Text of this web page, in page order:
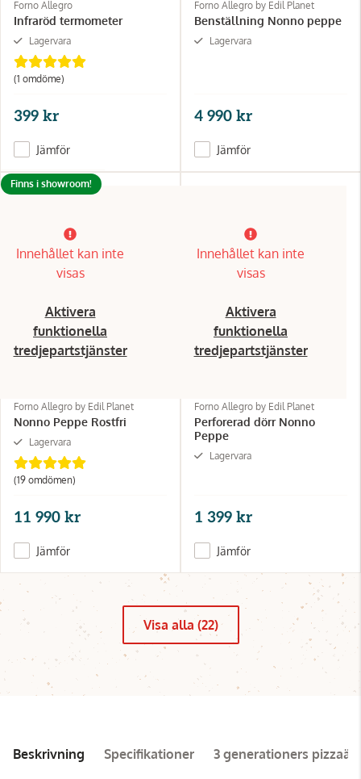
Forno Allegro
Infraröd termometer
Lagervara
(1 omdöme)
399 kr
Jämför
Forno Allegro by Edil Planet
Benställning Nonno peppe
Lagervara
4 990 kr
Jämför
Innehållet kan inte
visas
Aktivera
funktionella
tredjepartstjänster
Forno Allegro by Edil Planet
Nonno Peppe Rostfri
Lagervara
(19 omdömen)
Finns i showroom!
11 990 kr
Jämför
Innehållet kan inte
visas
Aktivera
funktionella
tredjepartstjänster
Forno Allegro by Edil Planet
Perforerad dörr Nonno
Peppe
Lagervara
1 399 kr
Jämför
Visa alla (22)
Beskrivning Specifikationer 3 generationers